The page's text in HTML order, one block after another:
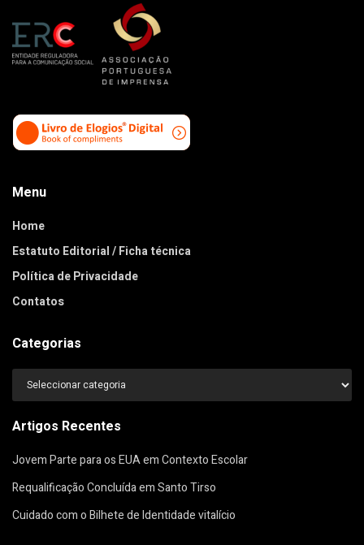
Menu
Home
Estatuto Editorial / Ficha técnica
Política de Privacidade
Contatos
Categorias
Categorias
Artigos Recentes
Jovem Parte para os EUA em Contexto Escolar
Requalificação Concluída em Santo Tirso
Cuidado com o Bilhete de Identidade vitalício